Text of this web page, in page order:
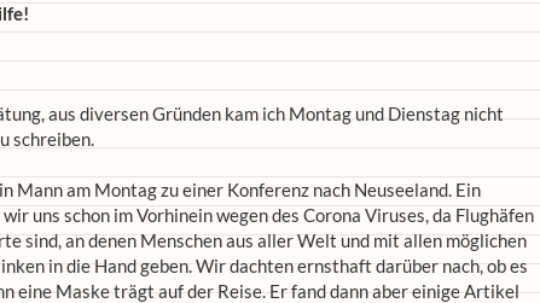
aus diversen Gründen kam ich Montag und Dienstag nicht
schreiben.
Mann am Montag zu einer Konferenz nach Neuseeland. Ein
uns schon im Vorhinein wegen des Corona Viruses, da Flughäfen
sind, an denen Menschen aus aller Welt und mit allen möglichen
in die Hand geben. Wir dachten ernsthaft darüber nach, ob es
eine Maske trägt auf der Reise. Er fand dann aber einige Artikel